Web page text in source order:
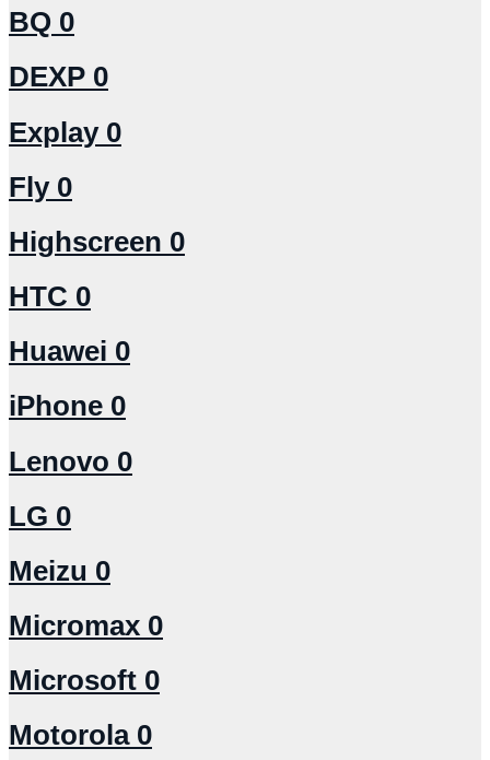
BQ 0
DEXP 0
Explay 0
Fly 0
Highscreen 0
HTC 0
Huawei 0
iPhone 0
Lenovo 0
LG 0
Meizu 0
Micromax 0
Microsoft 0
Motorola 0